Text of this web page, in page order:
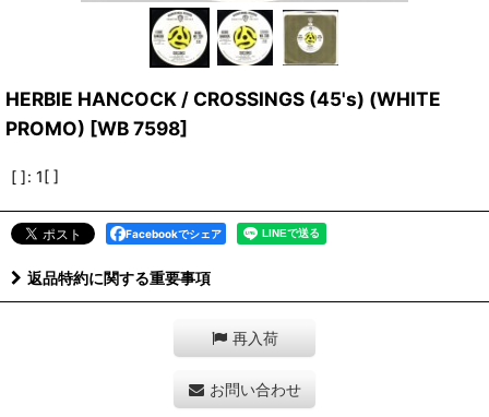
HERBIE HANCOCK / CROSSINGS (45's) (WHITE
PROMO) [WB 7598]
[ ]: 1[ ]
Facebookでシェア
返品特約に関する重要事項
再入荷
お問い合わせ